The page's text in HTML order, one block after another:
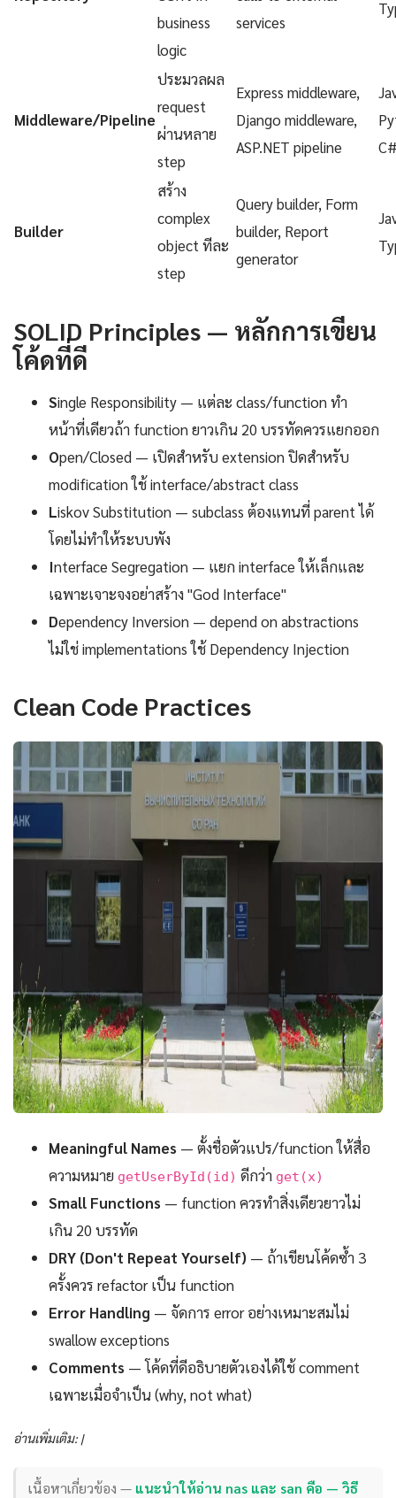
business
logic
services
Middleware/Pipeline
ประมวลผล
request
ผ่านหลาย
step
Express middleware,
Django middleware,
ASP.NET pipeline
Builder
สร้าง
complex
object ทีละ
step
Query builder, Form
builder, Report
generator
SOLID Principles — หลักการเขียน
โค้ดที่ดี
Single Responsibility — แต่ละ class/function ทำ
หน้าที่เดียวถ้า function ยาวเกิน 20 บรรทัดควรแยกออก
Open/Closed — เปิดสำหรับ extension ปิดสำหรับ
modification ใช้ interface/abstract class
Liskov Substitution — subclass ต้องแทนที่ parent ได้
โดยไม่ทำให้ระบบพัง
Interface Segregation — แยก interface ให้เล็กและ
เฉพาะเจาะจงอย่าสร้าง "God Interface"
Dependency Inversion — depend on abstractions
ไม่ใช่ implementations ใช้ Dependency Injection
Clean Code Practices
Meaningful Names — ตั้งชื่อตัวแปร/function ให้สื่อ
ความหมาย getUserById(id) ดีกว่า get(x)
Small Functions — function ควรทำสิ่งเดียวยาวไม่
เกิน 20 บรรทัด
DRY (Don't Repeat Yourself) — ถ้าเขียนโค้ดซ้ำ 3
ครั้งควร refactor เป็น function
Error Handling — จัดการ error อย่างเหมาะสมไม่
swallow exceptions
Comments — โค้ดที่ดีอธิบายตัวเองได้ใช้ comment
เฉพาะเมื่อจำเป็น (why, not what)
อ่านเพิ่มเติม: |
เนื้อหาเกี่ยวข้อง — แนะนำให้อ่าน nas และ san คือ — วิธี